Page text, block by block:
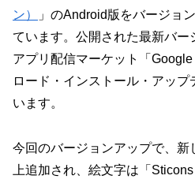
ン）
」のAndroid版をバージョ
ています。公開された最新バー
アプリ配信マーケット「
ロード・インストール・アッ
います。
今回のバージョンアップで、新
上追加され、絵文字は「